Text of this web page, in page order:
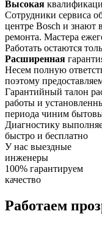
Высокая
Сотрудники сервиса
центре Bosch и знают
ремонта. Мастера
Работать остаются
Расширенная
Несем полную
поэтому
Гарантийный талон
работы и
периода чиним
Диагностику
быстро и бесплатно
У нас выездные
инженеры
100% гарантируем
качество
Работаем